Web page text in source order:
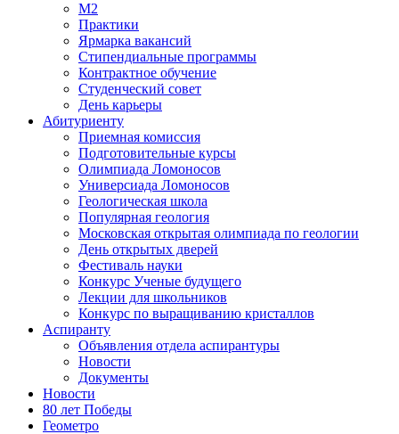
М2
Практики
Ярмарка вакансий
Стипендиальные программы
Контрактное обучение
Студенческий совет
День карьеры
Абитуриенту
Приемная комиссия
Подготовительные курсы
Олимпиада Ломоносов
Универсиада Ломоносов
Геологическая школа
Популярная геология
Московская открытая олимпиада по геологии
День открытых дверей
Фестиваль науки
Конкурс Ученые будущего
Лекции для школьников
Конкурс по выращиванию кристаллов
Аспиранту
Объявления отдела аспирантуры
Новости
Документы
Новости
80 лет Победы
Геометро